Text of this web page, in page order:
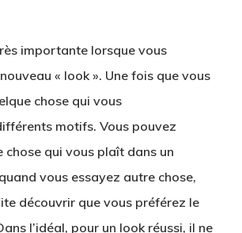
importante lorsque vous
« look ». Une fois que vous
chose qui vous
motifs. Vous pouvez
chose qui vous plaît dans un
vous essayez autre chose,
découvrir que vous préférez le
l’idéal, pour un look réussi, il ne